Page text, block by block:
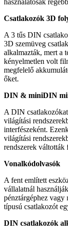
használatosak
Csatlakozók 3D
A 3 tűs DIN
3D szemüveg
alkalmazták, mert a
kényelmetlen volt
megfelelő
őket.
DIN & miniDIN
A DIN
világítási
interfészeként.
világítási
rendszerek váltották
Vonalkódolvasók
A fent említett
vállalatnál
pénztárgéphez vagy
típusú csatlakozót
DIN csatlakozók